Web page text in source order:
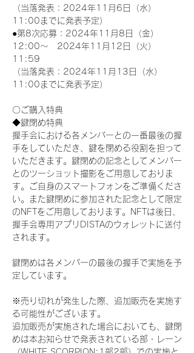
（当落発表：2024年11月6日（水）
11:00までに発表予定）
●第8次応募：2024年11月8日（金）
12:00～　2024年11月12日（火）
11:59
（当落発表：2024年11月13日（水）
11:00までに発表予定）
〇ご購入特典
◆鍵閉め特典
握手会における各メンバーとの一番最後の握
手をしていただき、鍵を閉める役割を担って
いただきます。鍵閉めの記念としてメンバー
とのツーショット撮影をご用意しておりま
す。ご自身のスマートフォンをご準備くださ
い。また鍵閉めに参加された記念として限定
のNFTをご用意しております。NFTは後日、
握手会専用アプリDISTAのウォレットに送付
されます。
鍵閉めは各メンバーの最後の握手で実施を予
定しています。
※売り切れが発生した際、追加販売を実施す
る可能性がございます。
追加販売が実施された場合においても、鍵閉
めは本お知らせで発表されている部・レーン